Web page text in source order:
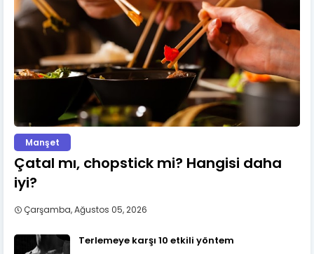
Manşet
Çatal mı, chopstick mi? Hangisi daha
iyi?
Çarşamba, Ağustos 05, 2026
Terlemeye karşı 10 etkili yöntem